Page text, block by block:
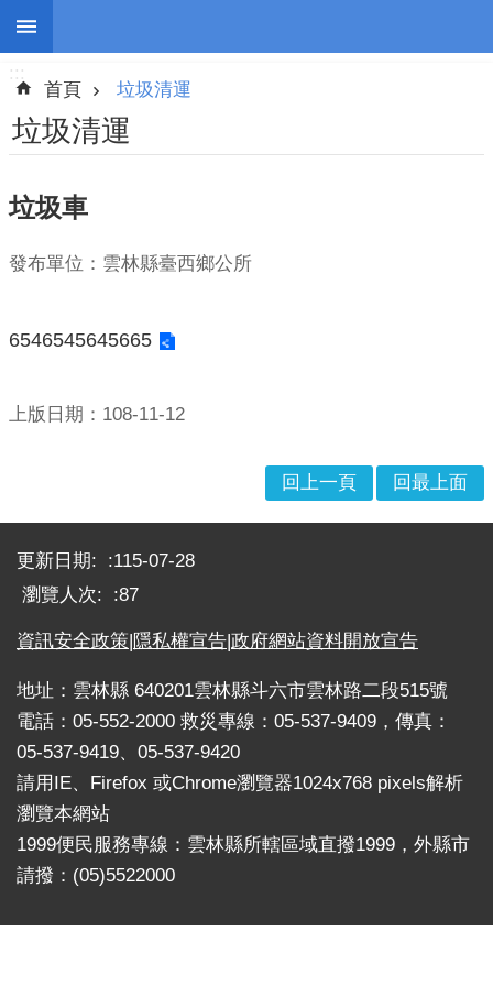
跳到主要內容區塊
進
階
搜
尋
停
班
新
告
疏
散
容
捐
款、
募
集
災
害
助
:::
首頁 垃圾清運
垃圾清運
垃圾車
發布單位：雲林縣臺西鄉公所
6546545645665
上版日期：108-11-12
回上一頁 回最上面
更新日期:
115-07-28
瀏覽人次:
87
資訊安全政策|隱私權宣告|政府網站資料開放宣告
地址：雲林縣 640201雲林縣斗六市雲林路二段515號
電話：05-552-2000 救災專線：05-537-9409，傳真：
05-537-9419、05-537-9420
請用IE、Firefox 或Chrome瀏覽器1024x768 pixels解析
瀏覽本網站
1999便民服務專線：雲林縣所轄區域直撥1999，外縣市
請撥：(05)5522000